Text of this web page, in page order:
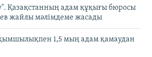
Қазақстанның адам құқығы бюросы
жайлы мәлімдеме жасады
1,5 мың адам қамаудан